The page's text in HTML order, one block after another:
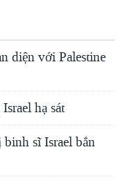
diện với Palestine
hạ sát
sĩ Israel bắn